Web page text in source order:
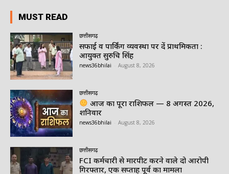
MUST READ
छत्तीसगढ़
सफाई व पार्किंग व्यवस्था पर दें प्राथमिकता :
आयुक्त सुरुचि सिंह
news36bhilai August 8, 2026
छत्तीसगढ़
आज का पूरा राशिफल — 8 अगस्त 2026,
शनिवार
news36bhilai August 8, 2026
छत्तीसगढ़
FCI कर्मचारी से मारपीट करने वाले दो आरोपी
गिरफ्तार, एक सप्ताह पूर्व का मामला